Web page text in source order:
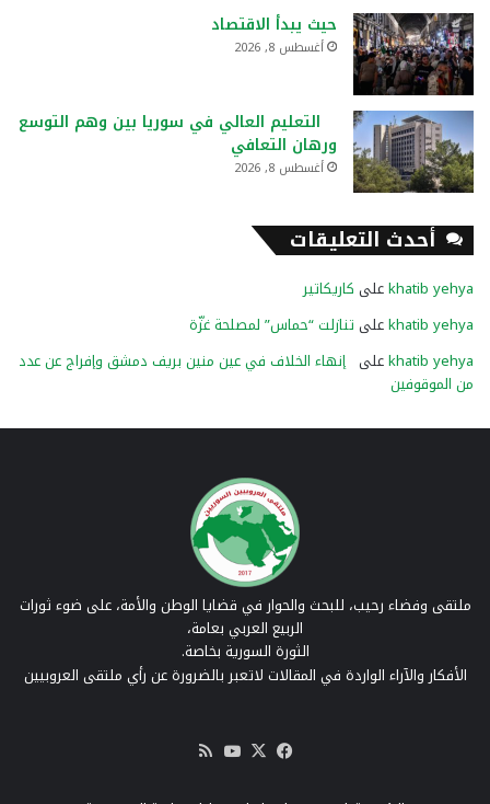
حيث يبدأ الاقتصاد
أغسطس 8, 2026
التعليم العالي في سوريا بين وهم التوسع
ورهان التعافي
أغسطس 8, 2026
أحدث التعليقات
khatib yehyaعلى كاريكاتير
khatib yehyaعلى تنازلت “حماس” لمصلحة غزّة
khatib yehyaعلى إنهاء الخلاف في عين منين بريف دمشق وإفراج عن عدد
من الموقوفين
ملتقى وفضاء رحيب، للبحث والحوار في قضايا الوطن والأمة، على ضوء ثورات
الربيع العربي بعامة،
الثورة السورية بخاصة.
الأفكار والآراء الواردة في المقالات لاتعبر بالضرورة عن رأي ملتقى العروبيين
فيسبوك
‫X
‫YouTube